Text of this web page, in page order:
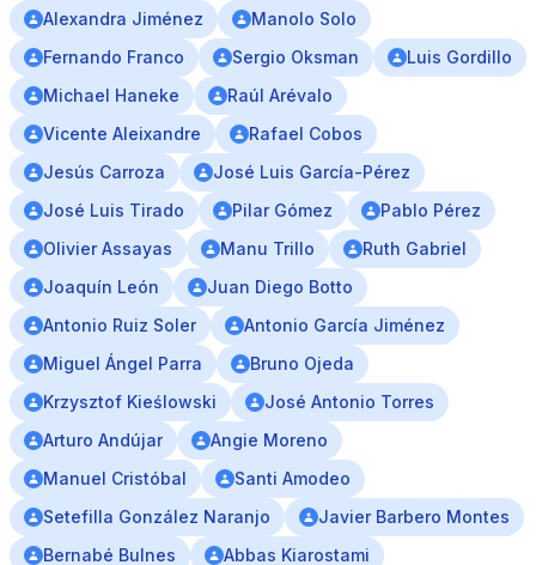
Alexandra Jiménez
Manolo Solo
Fernando Franco
Sergio Oksman
Luis Gordillo
Michael Haneke
Raúl Arévalo
Vicente Aleixandre
Rafael Cobos
Jesús Carroza
José Luis García-Pérez
José Luis Tirado
Pilar Gómez
Pablo Pérez
Olivier Assayas
Manu Trillo
Ruth Gabriel
Joaquín León
Juan Diego Botto
Antonio Ruiz Soler
Antonio García Jiménez
Miguel Ángel Parra
Bruno Ojeda
Krzysztof Kieślowski
José Antonio Torres
Arturo Andújar
Angie Moreno
Manuel Cristóbal
Santi Amodeo
Setefilla González Naranjo
Javier Barbero Montes
Bernabé Bulnes
Abbas Kiarostami